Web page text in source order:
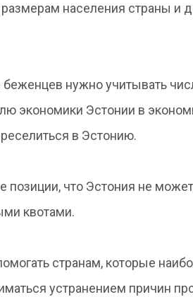
населения страны и
нужно учитывать
экономики Эстонии в
в Эстонию.
что Эстония не
квотами.
странам, которые
устранением причин